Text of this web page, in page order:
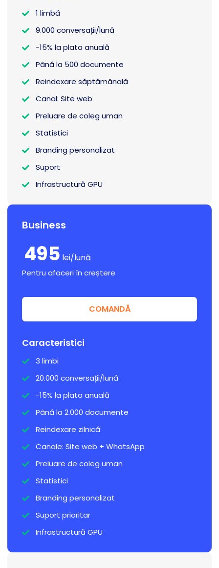
1 limbă
9.000 conversații/lună
-15% la plata anuală
Până la 500 documente
Reindexare săptămânală
Canal: Site web
Preluare de coleg uman
Statistici
Branding personalizat
Suport
Infrastructură GPU
Business
495 lei/lună
Pentru afaceri în creștere
Caracteristici
3 limbi
20.000 conversații/lună
-15% la plata anuală
Până la 2.000 documente
Reindexare zilnică
Canale: Site web + WhatsApp
Preluare de coleg uman
Statistici
Branding personalizat
Suport prioritar
Infrastructură GPU
COMANDĂ